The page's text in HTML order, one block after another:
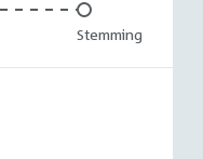
Onvoltooid:
Stemming